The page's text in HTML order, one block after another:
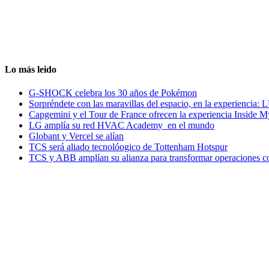
Lo más leido
G-SHOCK celebra los 30 años de Pokémon
Sorpréndete con las maravillas del espacio, en la experiencia:
Capgemini y el Tour de France ofrecen la experiencia Inside
LG amplía su red HVAC Academy en el mundo
Globant y Vercel se alían
TCS será aliado tecnolóogico de Tottenham Hotspur
TCS y ABB amplían su alianza para transformar operaciones